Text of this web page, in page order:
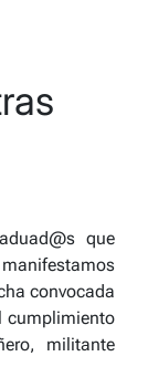
que
convocada
cumplimiento
militante